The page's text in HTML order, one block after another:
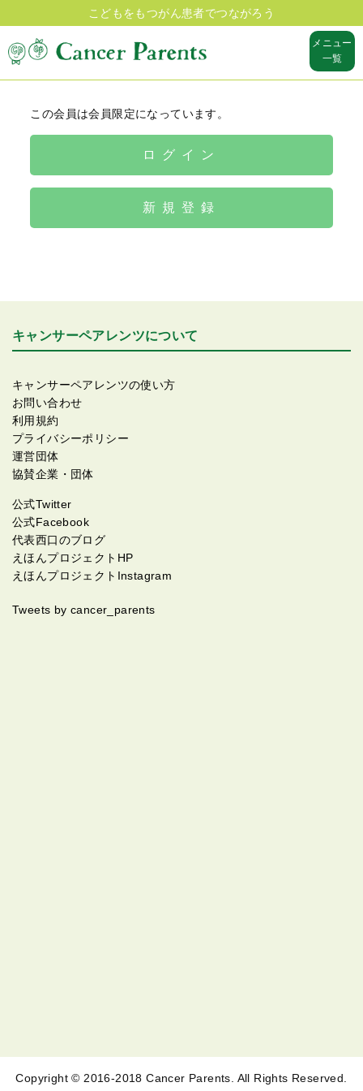
こどもをもつがん患者でつながろう
メニュー
一覧
この会員は会員限定になっています。
ログイン
新規登録
キャンサーペアレンツについて
キャンサーペアレンツの使い方
お問い合わせ
利用規約
プライバシーポリシー
運営団体
協賛企業・団体
公式Twitter
公式Facebook
代表西口のブログ
えほんプロジェクトHP
えほんプロジェクトInstagram
Tweets by cancer_parents
Copyright © 2016-2018 Cancer Parents. All Rights Reserved.